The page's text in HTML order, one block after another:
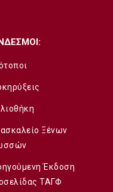
Ξένων
Έκδοση
ΤΑΓΦ